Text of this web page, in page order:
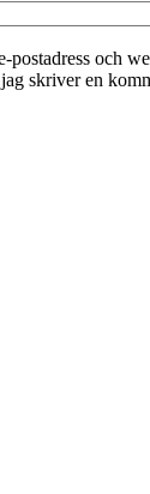
postadress och
skriver en